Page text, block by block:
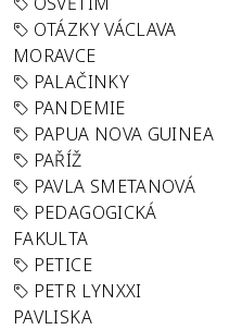
OTÁZKY VÁCLAVA
MORAVCE
PALAČINKY
PANDEMIE
PAPUA NOVA GUINEA
PAŘÍŽ
PAVLA SMETANOVÁ
PEDAGOGICKÁ
FAKULTA
PETICE
PETR LYNXXI
PAVLISKA